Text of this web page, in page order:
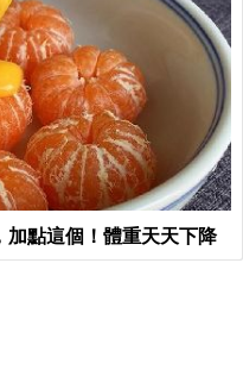
加點這個！體重天天下降